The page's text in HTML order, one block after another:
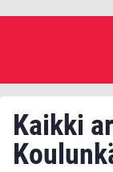
Kaikki